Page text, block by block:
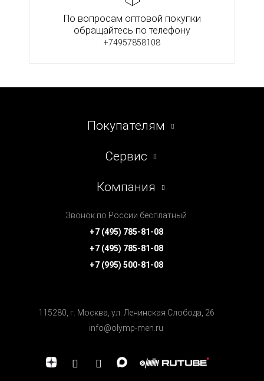
По вопросам оптовой покупки
обращайтесь по телефону
+74957858108
Покупателям
Сервис
Компания
Звонок по России бесплатный
+7 (495) 785-81-08
+7 (495) 785-81-08
+7 (995) 500-81-08
115280, г. Москва, ул. Ленинская Cлобода, 26
info@olymp-men.ru